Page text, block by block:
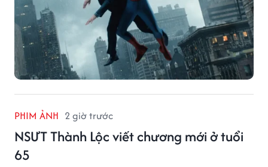
PHIM ẢNH 2 giờ trước
NSƯT Thành Lộc viết chương mới ở tuổi
65